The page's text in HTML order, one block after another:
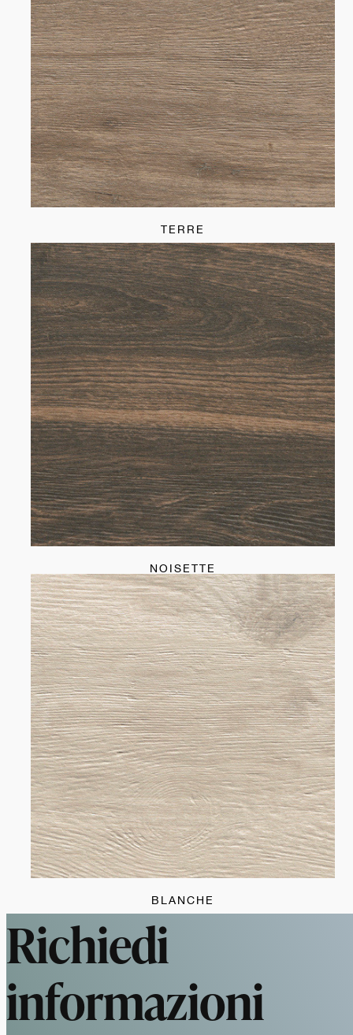
TERRE
NOISETTE
BLANCHE
Richiedi
informazioni